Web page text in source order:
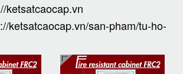
ketsatcaocap.vn
ketsatcaocap.vn/san-pham/tu-ho-